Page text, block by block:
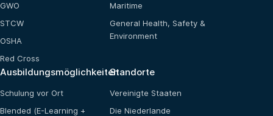
GWO
STCW
OSHA
Red Cross
Maritime
General Health, Safety &
Environment
Ausbildungsmöglichkeiten
Schulung vor Ort
Blended (E-Learning +
Standorte
Vereinigte Staaten
Die Niederlande